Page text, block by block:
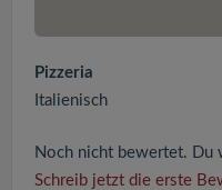
Pizzeria
Italienisch
Noch nicht bewertet. Du
Schreib jetzt die erste